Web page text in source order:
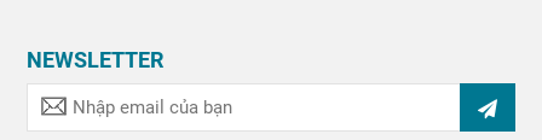
NEWSLETTER